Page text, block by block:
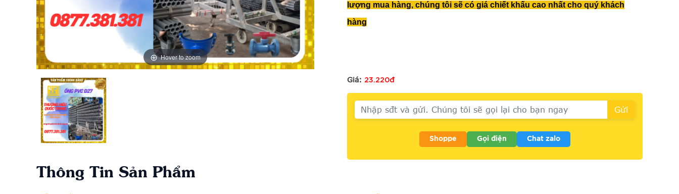
Hover to zoom
lượng mua hàng, chúng tôi sẽ có giá chiết khấu cao nhất cho quý khách
hàng
Giá: 23.220đ
Shoppe Gọi điện Chat zalo
Thông Tin Sản Phẩm